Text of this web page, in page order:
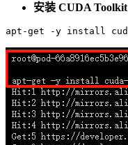
安装 CUDA Toolkit